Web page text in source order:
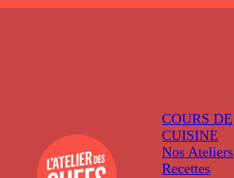
COURS DE
CUISINE
Nos Ateliers
Recettes